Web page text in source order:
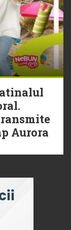
Aurora